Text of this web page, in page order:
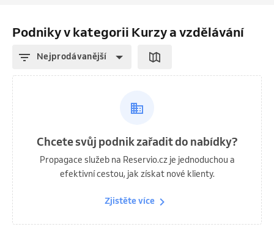
Podniky v kategorii Kurzy a vzdělávání
Nejprodávanější
Chcete svůj podnik zařadit do nabídky?
Propagace služeb na Reservio.cz je jednoduchou a
efektivní cestou, jak získat nové klienty.
Zjistěte více